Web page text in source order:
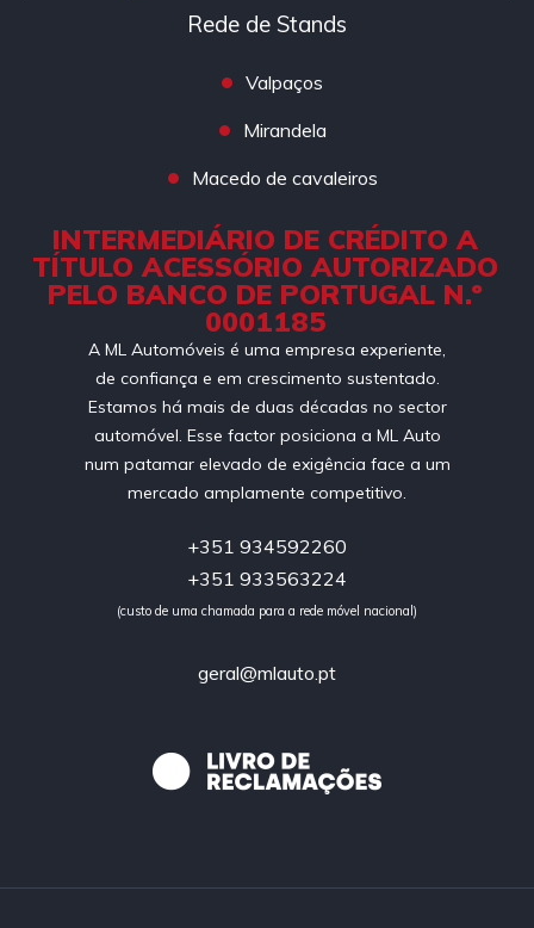
Rede de Stands
Valpaços
Mirandela
Macedo de cavaleiros
INTERMEDIÁRIO DE CRÉDITO A
TÍTULO ACESSÓRIO AUTORIZADO
PELO BANCO DE PORTUGAL N.º
0001185
A ML Automóveis é uma empresa experiente,
de confiança e em crescimento sustentado.
Estamos há mais de duas décadas no sector
automóvel. Esse factor posiciona a ML Auto
num patamar elevado de exigência face a um
mercado amplamente competitivo.
+351 934592260
+351 933563224
(custo de uma chamada para a rede móvel nacional)
geral@mlauto.pt